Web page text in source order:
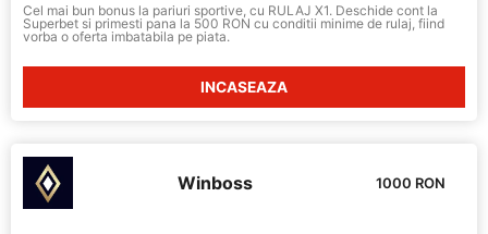
Cel mai bun bonus la pariuri sportive, cu RULAJ X1. Deschide cont la
Superbet si primesti pana la 500 RON cu conditii minime de rulaj, fiind
vorba o oferta imbatabila pe piata.
INCASEAZA
Winboss 1000 RON